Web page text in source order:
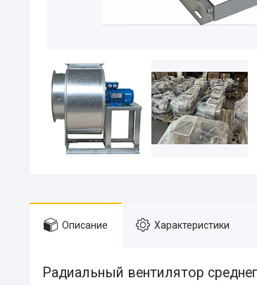
Описание Характеристики
Радиальный вентилятор